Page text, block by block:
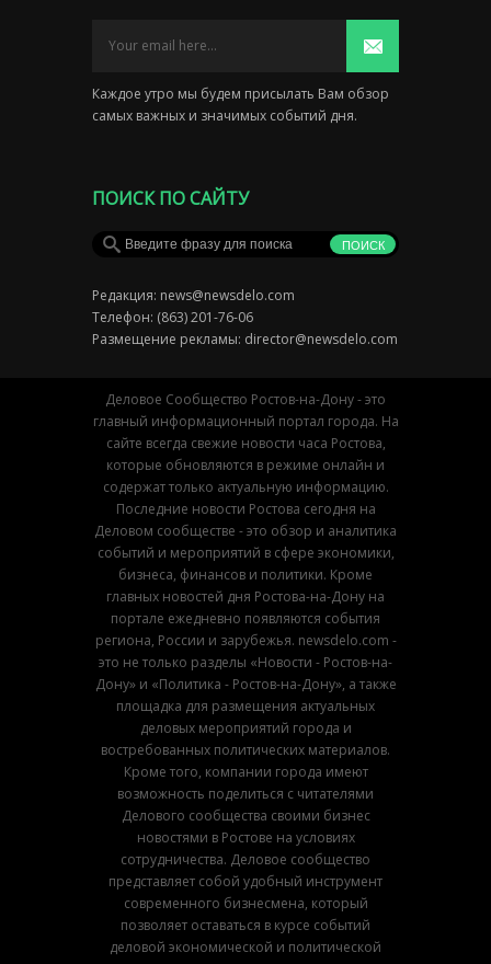
Каждое утро мы будем присылать Вам обзор
самых важных и значимых событий дня.
ПОИСК ПО САЙТУ
Редакция: news@newsdelo.com
Телефон: (863) 201-76-06
Размещение рекламы: director@newsdelo.com
Деловое Сообщество Ростов-на-Дону - это
главный информационный портал города. На
сайте всегда свежие новости часа Ростова,
которые обновляются в режиме онлайн и
содержат только актуальную информацию.
Последние новости Ростова сегодня на
Деловом сообществе - это обзор и аналитика
событий и мероприятий в сфере экономики,
бизнеса, финансов и политики. Кроме
главных новостей дня Ростова-на-Дону на
портале ежедневно появляются события
региона, России и зарубежья. newsdelo.com -
это не только разделы «Новости - Ростов-на-
Дону» и «Политика - Ростов-на-Дону», а также
площадка для размещения актуальных
деловых мероприятий города и
востребованных политических материалов.
Кроме того, компании города имеют
возможность поделиться с читателями
Делового сообщества своими бизнес
новостями в Ростове на условиях
сотрудничества. Деловое сообщество
представляет собой удобный инструмент
современного бизнесмена, который
позволяет оставаться в курсе событий
деловой экономической и политической